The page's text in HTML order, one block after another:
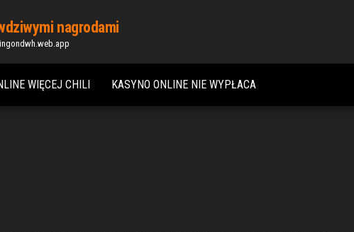
nagrodami
WIĘCEJ CHILI KASYNO ONLINE NIE WYPŁACA